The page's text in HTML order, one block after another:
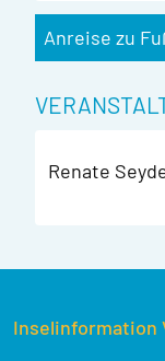
Anreise zu
Renate
Inselinformation